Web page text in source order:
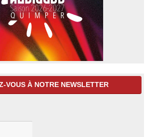
VOUS À NOTRE NEWSLETTER